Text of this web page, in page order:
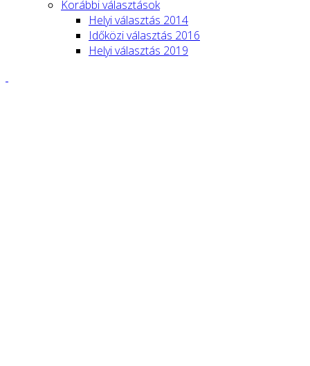
Korábbi választások
Helyi választás 2014
Időközi választás 2016
Helyi választás 2019